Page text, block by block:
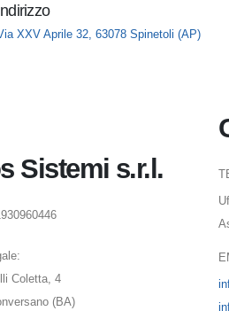
XXV Aprile 32, 63078 Spinetoli (AP)
Sistemi s.r.l.
Coletta, 4
(BA)